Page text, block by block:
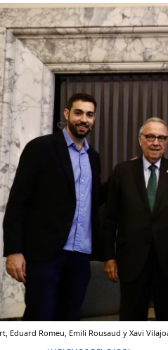
Eduard Romeu, Emili Rousaud y Xavi